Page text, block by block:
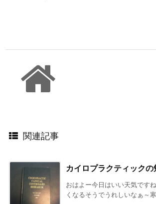
関連記事
カイロプラクティックの
おはよー今日はいい天気です
くなるそうでうれしいなぁ～